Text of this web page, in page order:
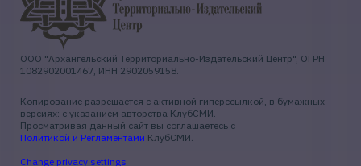
ООО "Архангельский Территориально-Издательский Центр", ОГРН
1082902001467, ИНН 2902059158.
Копирование разрешается с активной гиперссылкой, в бумажных
версиях: с указанием авторства КлубСМИ.
Просматривая данный сайт вы соглашаетесь с
Политикой и Регламентами КлубСМИ.
Change privacy settings